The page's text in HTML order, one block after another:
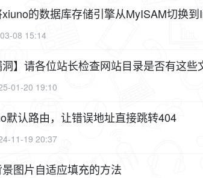
的数据库存储引擎从MyISAM切换到
08 15:14
洞】请各位站长检查网站目录是否有这
01-20 19:10
默认路由，让错误地址直接跳转404
11-19 20:37
图片自适应填充的方法